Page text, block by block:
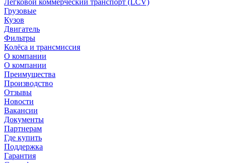
Легковой коммерческий транспорт (LCV)
Грузовые
Кузов
Двигатель
Фильтры
Колёса и трансмиссия
О компании
О компании
Преимущества
Производство
Отзывы
Новости
Вакансии
Документы
Партнерам
Где купить
Поддержка
Гарантия